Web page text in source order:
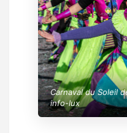
Carnaval du Soleil
info-lux